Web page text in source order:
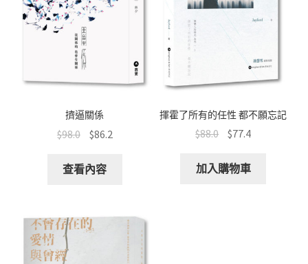
擠逼關係
$98.0 $86.2
查看內容
揮霍了所有的任性 都不願忘記
$88.0 $77.4
加入購物車